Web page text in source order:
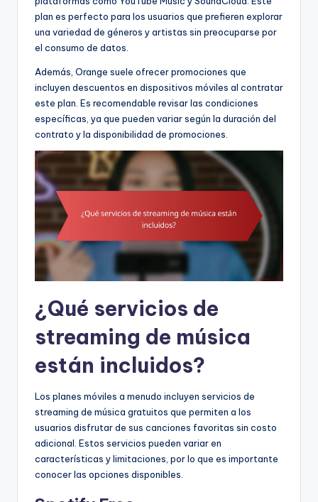
plan es perfecto para los usuarios que prefieren explorar
una variedad de géneros y artistas sin preocuparse por
el consumo de datos.
Además, Orange suele ofrecer promociones que
incluyen descuentos en dispositivos móviles al contratar
este plan. Es recomendable revisar las condiciones
específicas, ya que pueden variar según la duración del
contrato y la disponibilidad de promociones.
¿Qué servicios de
streaming de música
están incluidos?
Los planes móviles a menudo incluyen servicios de
streaming de música gratuitos que permiten a los
usuarios disfrutar de sus canciones favoritas sin costo
adicional. Estos servicios pueden variar en
características y limitaciones, por lo que es importante
conocer las opciones disponibles.